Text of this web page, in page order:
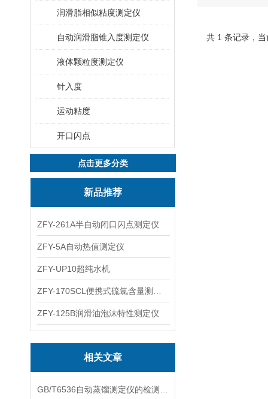
润滑脂相似粘度测定仪
自动润滑脂锥入度测定仪
液体颗粒度测定仪
针入度
运动粘度
开口闪点
点击更多分类
新品推荐
ZFY-261A半自动闭口闪点测定仪
ZFY-5A自动热值测定仪
ZFY-UP10超纯水机
ZFY-125B润滑油泡沫特性测定仪
相关文章
共 1 条记录，